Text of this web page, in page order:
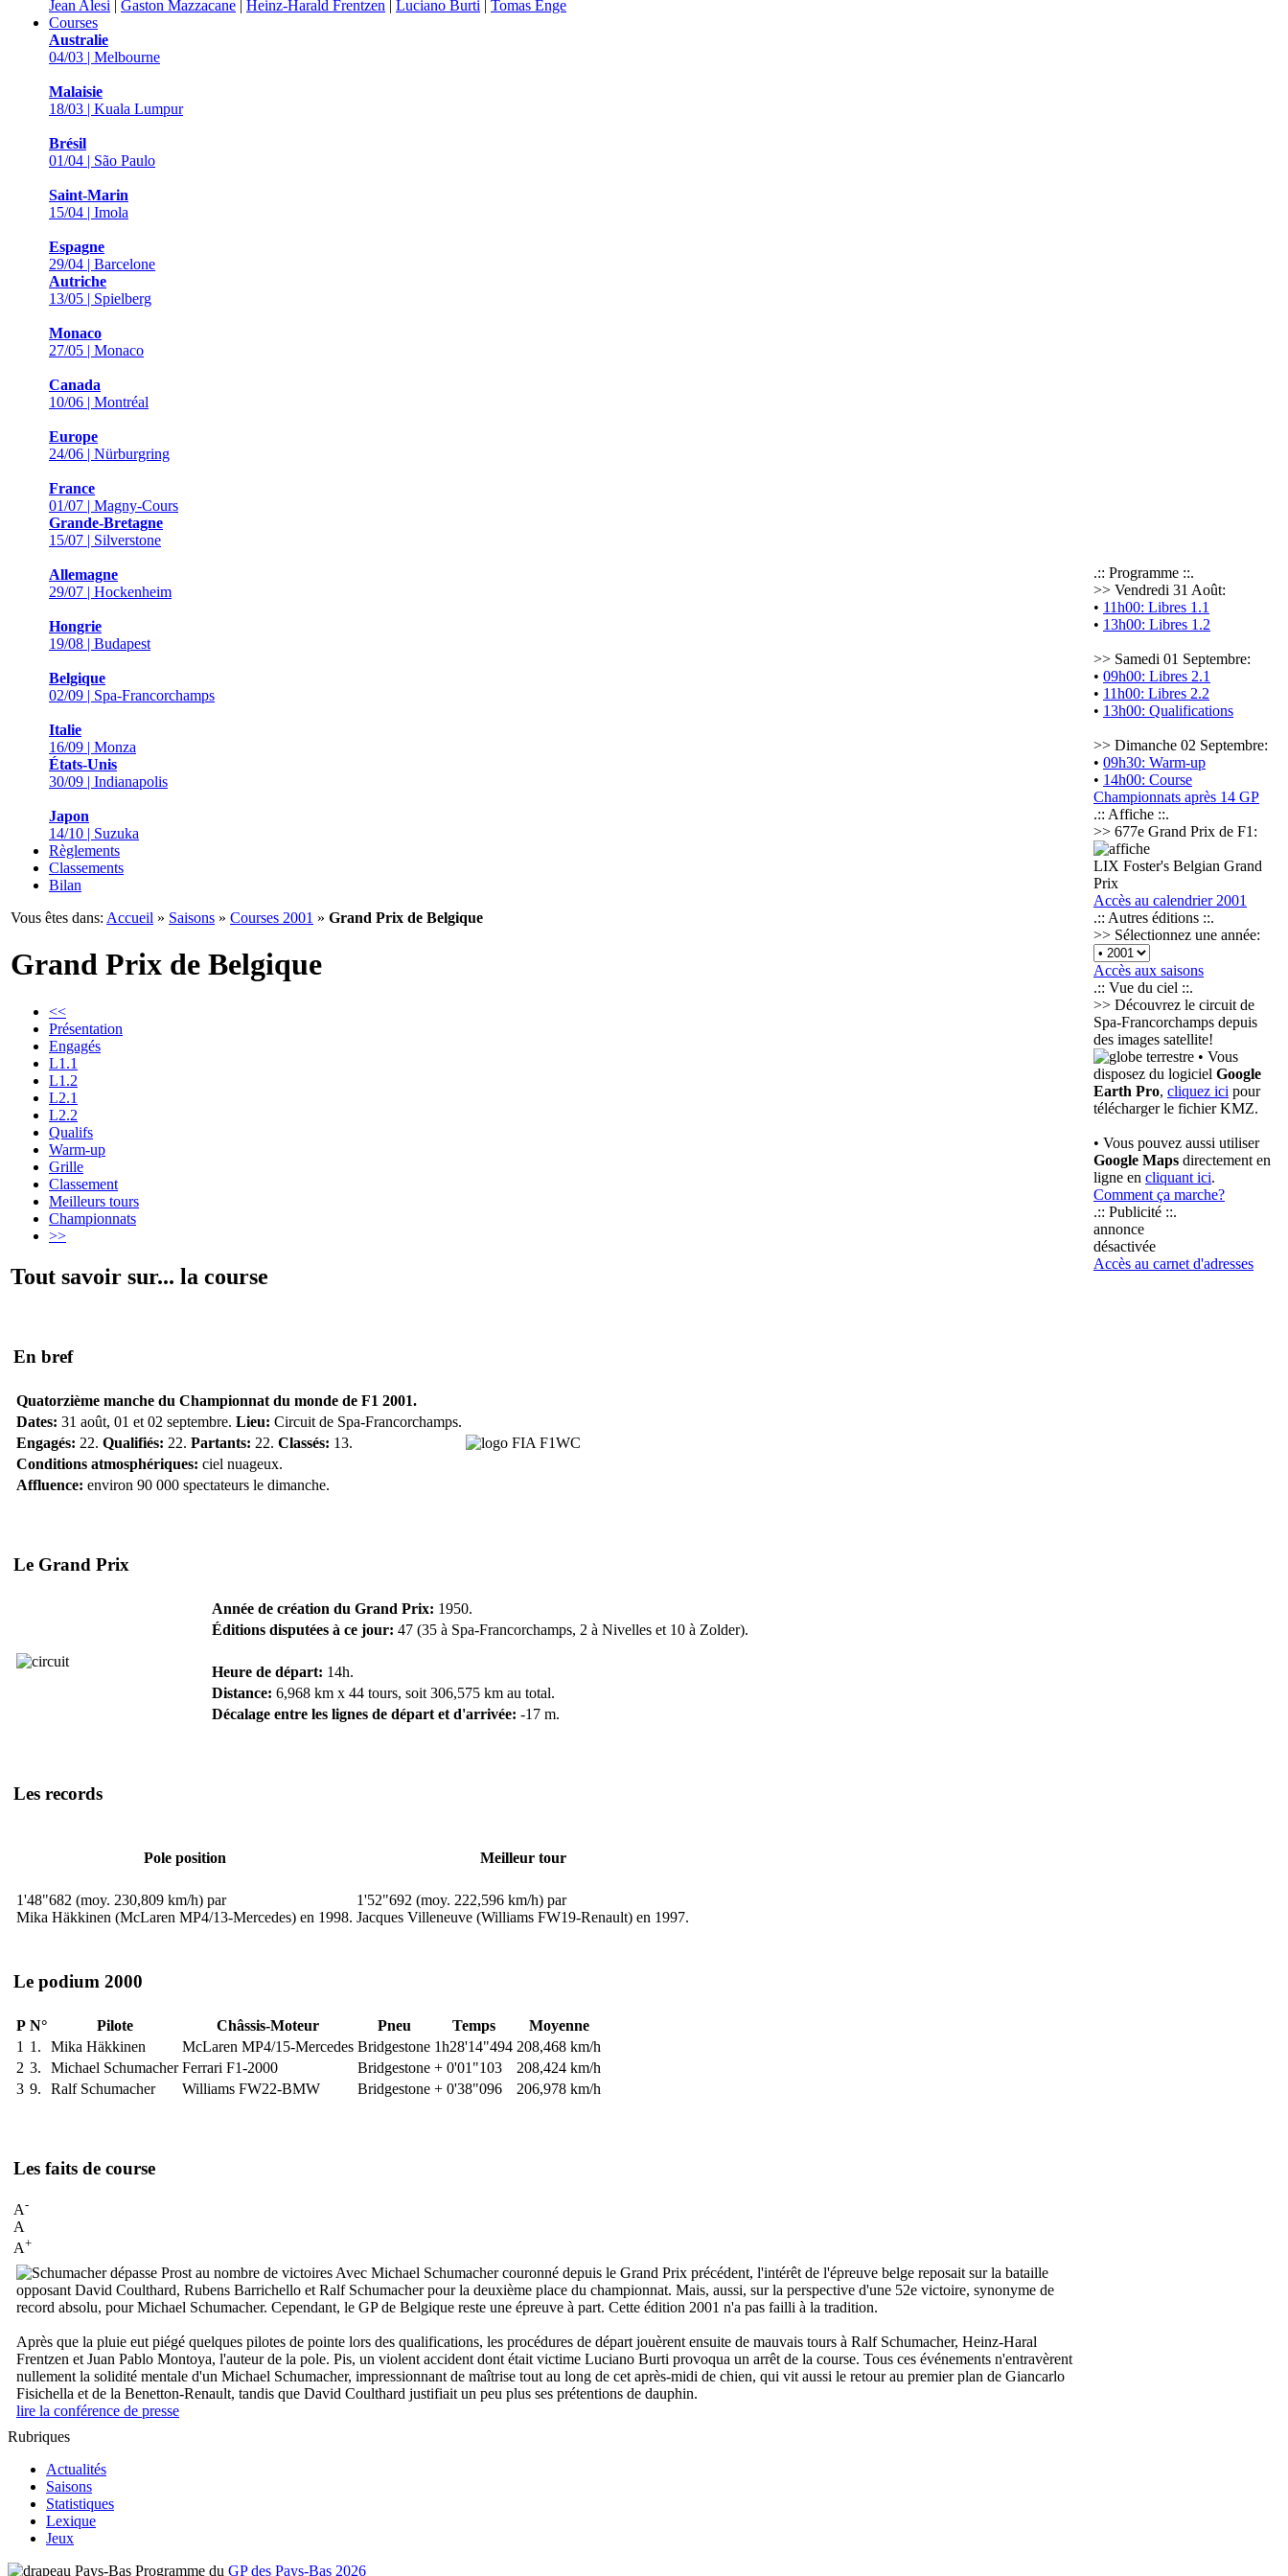
Jean Alesi Gaston Mazzacane Heinz-Harald Frentzen Luciano Burti
Tomas Enge
Courses
Australie
04/03 | Melbourne
Malaisie
18/03 | Kuala Lumpur
Brésil
01/04 | São Paulo
Saint-Marin
15/04 | Imola
Espagne
29/04 | Barcelone
Autriche
13/05 | Spielberg
Monaco
27/05 | Monaco
Canada
10/06 | Montréal
Europe
24/06 | Nürburgring
France
01/07 | Magny-Cours
Grande-Bretagne
15/07 | Silverstone
Allemagne
29/07 | Hockenheim
Hongrie
19/08 | Budapest
Belgique
02/09 | Spa-Francorchamps
Italie
16/09 | Monza
États-Unis
30/09 | Indianapolis
Japon
14/10 | Suzuka
Règlements
Classements
Bilan
Vous êtes dans: Accueil » Saisons » Courses 2001 » Grand Prix de Belgique
Grand Prix de Belgique
<<
Présentation
Engagés
L1.1
L1.2
L2.1
L2.2
Qualifs
Warm-up
Grille
Classement
Meilleurs tours
Championnats
>>
Tout savoir sur... la course
En bref
Quatorzième manche du Championnat du monde de F1 2001.
Dates: 31 août, 01 et 02 septembre. Lieu: Circuit de Spa-Francorchamps.
Engagés: 22. Qualifiés: 22. Partants: 22. Classés: 13.
Conditions atmosphériques: ciel nuageux.
Affluence: environ 90 000 spectateurs le dimanche.
Le Grand Prix
Année de création du Grand Prix: 1950.
Éditions disputées à ce jour: 47 (35 à Spa-Francorchamps, 2 à Nivelles et 10 à Zolder).
Heure de départ: 14h.
Distance: 6,968 km x 44 tours, soit 306,575 km au total.
Décalage entre les lignes de départ et d'arrivée: -17 m.
Les records
Pole position Meilleur tour
1'48"682 (moy. 230,809 km/h) par
Mika Häkkinen (McLaren MP4/13-Mercedes) en 1998.
1'52"692 (moy. 222,596 km/h) par
Jacques Villeneuve (Williams FW19-Renault) en 1997.
Le podium 2000
P N° Pilote Châssis-Moteur Pneu Temps
Moyenne
1 1. Mika Häkkinen McLaren MP4/15-Mercedes Bridgestone 1h28'14"494 208,468 km/h
2 3. Michael Schumacher Ferrari F1-2000 Bridgestone + 0'01"103
208,424 km/h
3 9. Ralf Schumacher Williams FW22-BMW Bridgestone + 0'38"096 206,978 km/h
Les faits de course
A-
A
A+
Avec Michael Schumacher couronné depuis le Grand Prix précédent, l'intérêt de l'épreuve belge reposait sur la bataille
opposant David Coulthard, Rubens Barrichello et Ralf Schumacher pour la deuxième place du championnat. Mais, aussi, sur la perspective d'une 52e victoire, synonyme de
record absolu, pour Michael Schumacher. Cependant, le GP de Belgique reste une épreuve à part. Cette édition 2001 n'a pas failli à la tradition.
Après que la pluie eut piégé quelques pilotes de pointe lors des qualifications, les procédures de départ jouèrent ensuite de mauvais tours à Ralf Schumacher, Heinz-Haral
Frentzen et Juan Pablo Montoya, l'auteur de la pole. Pis, un violent accident dont était victime Luciano Burti provoqua un arrêt de la course. Tous ces événements n'entravèrent
nullement la solidité mentale d'un Michael Schumacher, impressionnant de maîtrise tout au long de cet après-midi de chien, qui vit aussi le retour au premier plan de Giancarlo
Fisichella et de la Benetton-Renault, tandis que David Coulthard justifiait un peu plus ses prétentions de dauphin.
lire la conférence de presse
.:: Programme ::.
>> Vendredi 31 Août:
• 11h00: Libres 1.1
• 13h00: Libres 1.2
>> Samedi 01 Septembre:
• 09h00: Libres 2.1
• 11h00: Libres 2.2
• 13h00: Qualifications
>> Dimanche 02 Septembre:
• 09h30: Warm-up
• 14h00: Course
Championnats après 14 GP
.:: Affiche ::.
>> 677e Grand Prix de F1:
LIX Foster's Belgian Grand
Prix
Accès au calendrier 2001
.:: Autres éditions ::.
>> Sélectionnez une année:
Accès aux saisons
.:: Vue du ciel ::.
>> Découvrez le circuit de
Spa-Francorchamps depuis
des images satellite!
• Vous
disposez du logiciel Google
Earth Pro, cliquez ici pour
télécharger le fichier KMZ.
• Vous pouvez aussi utiliser
Google Maps directement en
ligne en cliquant ici.
Comment ça marche?
.:: Publicité ::.
annonce
désactivée
Accès au carnet d'adresses
Rubriques
Actualités
Saisons
Statistiques
Lexique
Jeux
Programme du GP des Pays-Bas 2026